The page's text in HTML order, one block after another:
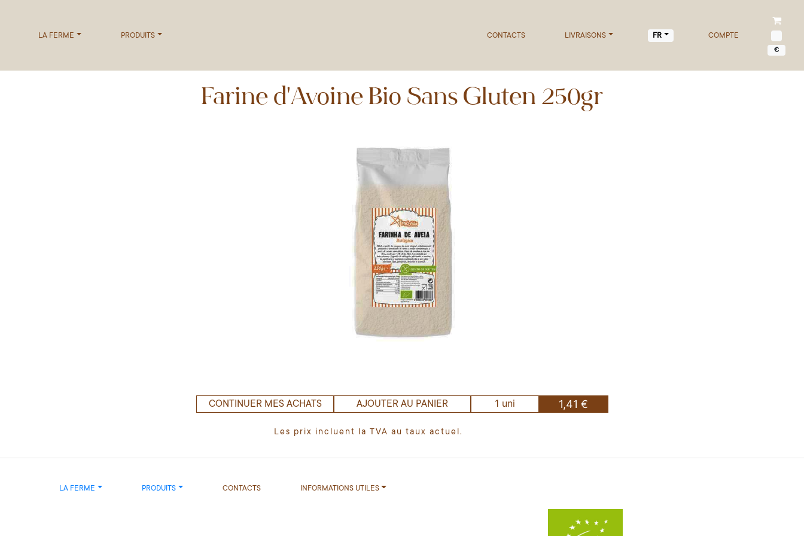
LA FERME PRODUITS CONTACTS LIVRAISONS FR COMPTE
€
Farine d'Avoine Bio Sans Gluten 250gr
CONTINUER MES ACHATS AJOUTER AU PANIER 1 uni 1,41 €
Les prix incluent la TVA au taux actuel.
LA FERME PRODUITS CONTACTS INFORMATIONS UTILES